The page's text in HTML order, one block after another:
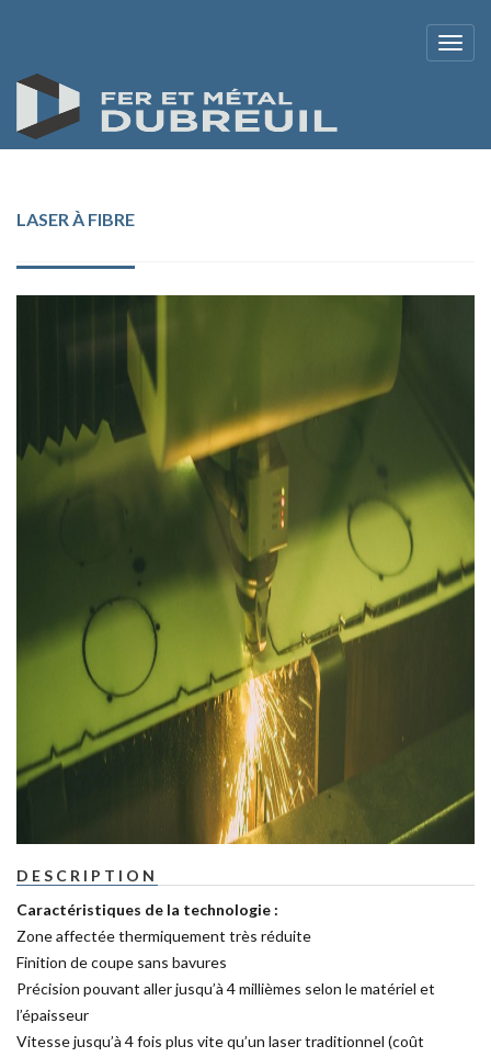
LASER À FIBRE
DESCRIPTION
Caractéristiques de la technologie :
Zone affectée thermiquement très réduite
Finition de coupe sans bavures
Précision pouvant aller jusqu’à 4 millièmes selon le matériel et
l’épaisseur
Vitesse jusqu’à 4 fois plus vite qu’un laser traditionnel (coût